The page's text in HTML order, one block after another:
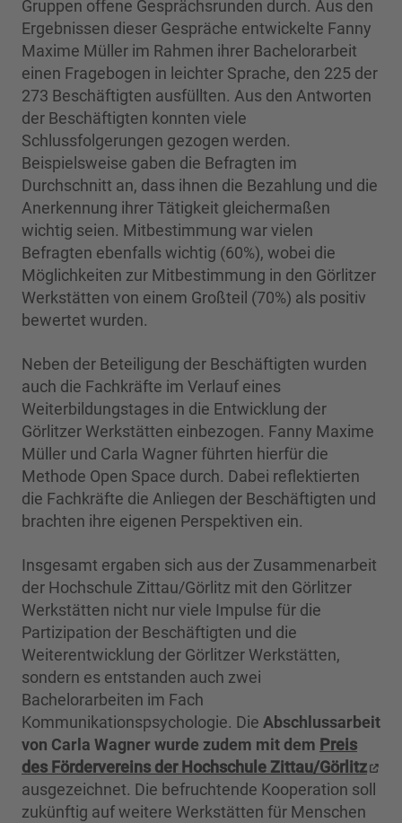
Gruppen offene Gesprächsrunden durch. Aus den
Ergebnissen dieser Gespräche entwickelte Fanny
Maxime Müller im Rahmen ihrer Bachelorarbeit
einen Fragebogen in leichter Sprache, den 225 der
273 Beschäftigten ausfüllten. Aus den Antworten
der Beschäftigten konnten viele
Schlussfolgerungen gezogen werden.
Beispielsweise gaben die Befragten im
Durchschnitt an, dass ihnen die Bezahlung und die
Anerkennung ihrer Tätigkeit gleichermaßen
wichtig seien. Mitbestimmung war vielen
Befragten ebenfalls wichtig (60%), wobei die
Möglichkeiten zur Mitbestimmung in den Görlitzer
Werkstätten von einem Großteil (70%) als positiv
bewertet wurden.
Neben der Beteiligung der Beschäftigten wurden
auch die Fachkräfte im Verlauf eines
Weiterbildungstages in die Entwicklung der
Görlitzer Werkstätten einbezogen. Fanny Maxime
Müller und Carla Wagner führten hierfür die
Methode Open Space durch. Dabei reflektierten
die Fachkräfte die Anliegen der Beschäftigten und
brachten ihre eigenen Perspektiven ein.
Insgesamt ergaben sich aus der Zusammenarbeit
der Hochschule Zittau/Görlitz mit den Görlitzer
Werkstätten nicht nur viele Impulse für die
Partizipation der Beschäftigten und die
Weiterentwicklung der Görlitzer Werkstätten,
sondern es entstanden auch zwei
Bachelorarbeiten im Fach
Kommunikationspsychologie. Die Abschlussarbeit
von Carla Wagner wurde zudem mit dem Preis
des Fördervereins der Hochschule Zittau/Görlitz
ausgezeichnet. Die befruchtende Kooperation soll
zukünftig auf weitere Werkstätten für Menschen